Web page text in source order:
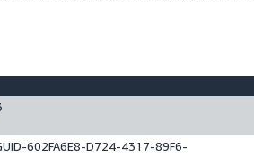
602FA6E8-D724-4317-89F6-